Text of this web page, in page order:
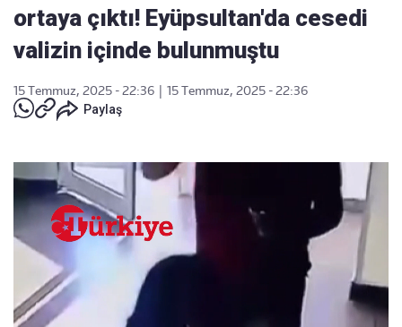
ortaya çıktı! Eyüpsultan'da cesedi
valizin içinde bulunmuştu
15 Temmuz, 2025 - 22:36
15 Temmuz, 2025 - 22:36
Paylaş